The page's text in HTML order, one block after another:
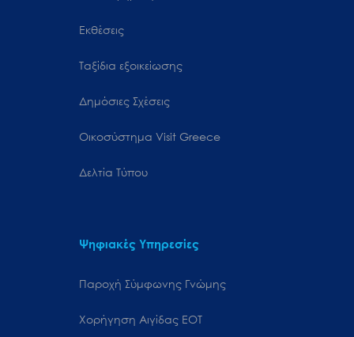
Εκθέσεις
Ταξίδια εξοικείωσης
Δημόσιες Σχέσεις
Oικοσύστημα Visit Greece
Δελτία Τύπου
Ψηφιακές Υπηρεσίες
Παροχή Σύμφωνης Γνώμης
Χορήγηση Αιγίδας ΕΟΤ